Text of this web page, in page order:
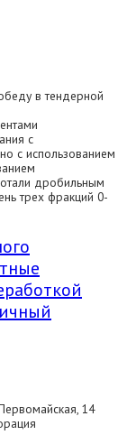
в тендерной
с
с использованием
дробильным
трех фракций 0-
14